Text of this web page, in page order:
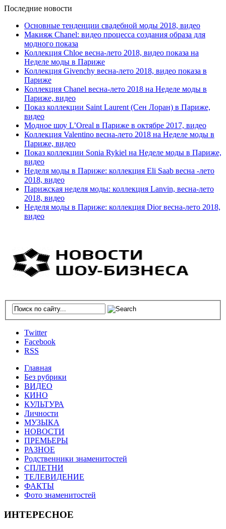
Последние новости
Основные тенденции свадебной моды 2018, видео
Макияж Chanel: видео процесса создания образа для
модного показа
Коллекция Chloe весна-лето 2018, видео показа на
Неделе моды в Париже
Коллекция Givenchy весна-лето 2018, видео показа в
Париже
Коллекция Chanel весна-лето 2018 на Неделе моды в
Париже, видео
Показ коллекции Saint Laurent (Сен Лоран) в Париже,
видео
Модное шоу L’Oreal в Париже в октябре 2017, видео
Коллекция Valentino весна-лето 2018 на Неделе моды в
Париже, видео
Показ коллекции Sonia Rykiel на Неделе моды в Париже,
видео
Неделя моды в Париже: коллекция Eli Saab весна -лето
2018, видео
Парижская неделя моды: коллекция Lanvin, весна-лето
2018, видео
Неделя моды в Париже: коллекция Dior весна-лето 2018,
видео
Twitter
Facebook
RSS
Главная
Без рубрики
ВИДЕО
КИНО
КУЛЬТУРА
Личности
МУЗЫКА
НОВОСТИ
ПРЕМЬЕРЫ
РАЗНОЕ
Родственники знаменитостей
СПЛЕТНИ
ТЕЛЕВИДЕНИЕ
ФАКТЫ
Фото знаменитостей
ИНТЕРЕСНОЕ